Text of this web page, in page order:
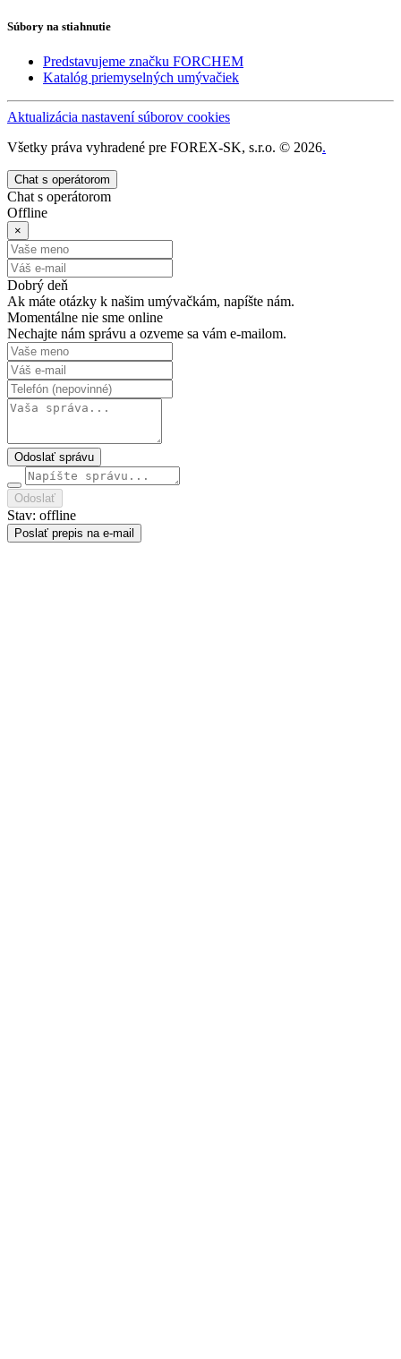
Súbory na stiahnutie
Predstavujeme značku FORCHEM
Katalóg priemyselných umývačiek
Aktualizácia nastavení súborov cookies
Všetky práva vyhradené pre FOREX-SK, s.r.o. © 2026.
Chat s operátorom
Chat s operátorom
Offline
×
Dobrý deň
Ak máte otázky k našim umývačkám, napíšte nám.
Momentálne nie sme online
Nechajte nám správu a ozveme sa vám e-mailom.
Odoslať správu
Odoslať
Stav: offline
Poslať prepis na e-mail